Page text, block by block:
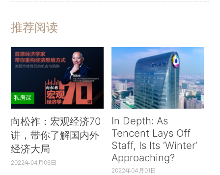
推荐阅读
私房课
向松祚：宏观经济70
讲，带你了解国内外
经济大局
2022年04月06日
In Depth: As
Tencent Lays Off
Staff, Is Its ‘Winter’
Approaching?
2022年04月01日